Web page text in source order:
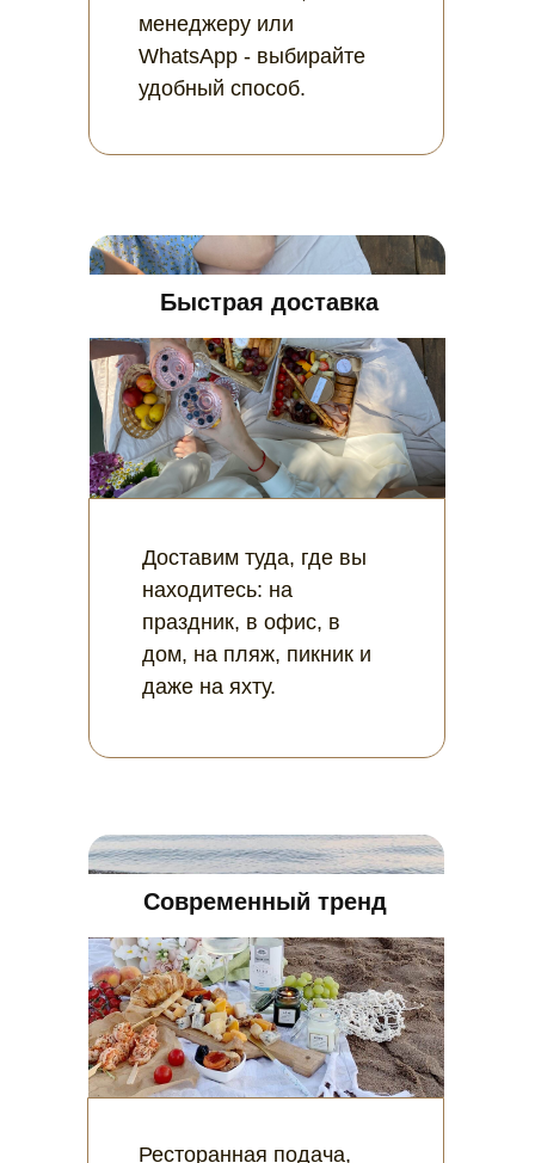
Быстрая доставка
Современный тренд
менеджеру или
WhatsApp - выбирайте
удобный способ.
Доставим туда, где вы
находитесь: на
праздник, в офис, в
дом, на пляж, пикник и
даже на яхту.
Ресторанная подача,